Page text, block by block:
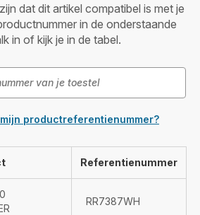
dat dit artikel compatibel is met je
in de onderstaande
in of kijk je in de tabel.
productreferentienummer?
Referentienummer
RR7387WH